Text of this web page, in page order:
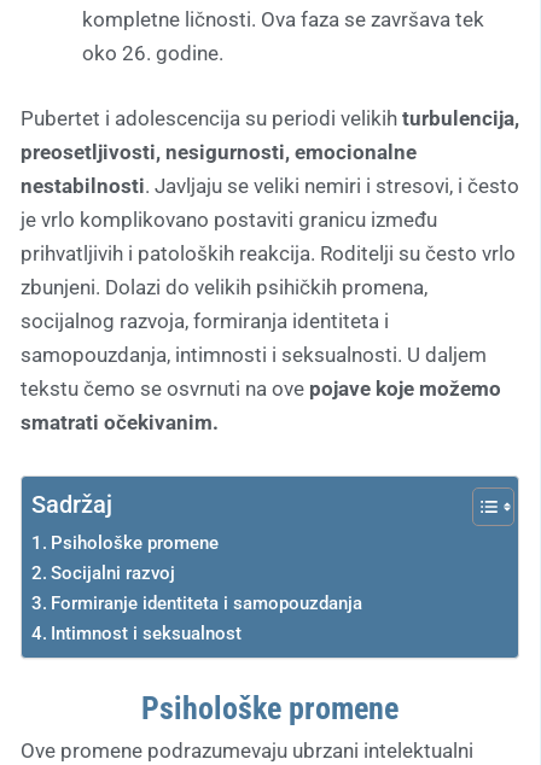
kompletne ličnosti. Ova faza se završava tek
oko 26. godine.
Pubertet i adolescencija su periodi velikih turbulencija,
preosetljivosti, nesigurnosti, emocionalne
nestabilnosti. Javljaju se veliki nemiri i stresovi, i često
je vrlo komplikovano postaviti granicu između
prihvatljivih i patoloških reakcija. Roditelji su često vrlo
zbunjeni. Dolazi do velikih psihičkih promena,
socijalnog razvoja, formiranja identiteta i
samopouzdanja, intimnosti i seksualnosti. U daljem
tekstu čemo se osvrnuti na ove pojave koje možemo
smatrati očekivanim.
Sadržaj
Psihološke promene
Socijalni razvoj
Formiranje identiteta i samopouzdanja
Intimnost i seksualnost
Psihološke promene
Ove promene podrazumevaju ubrzani intelektualni